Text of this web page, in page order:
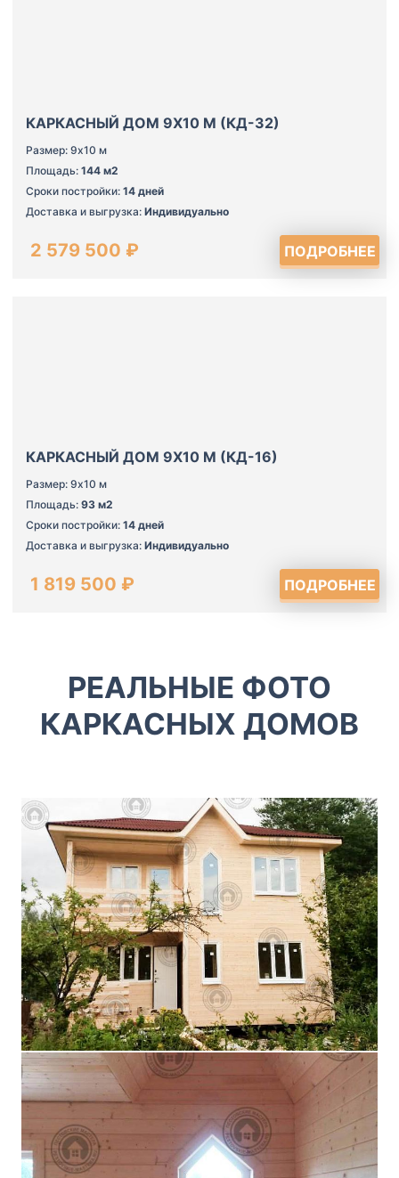
КАРКАСНЫЙ ДОМ 9Х10 М (КД-32)
Размер: 9х10 м
Площадь: 144 м2
Сроки постройки: 14 дней
Доставка и выгрузка: Индивидуально
2 579 500 ₽ ПОДРОБНЕЕ
КАРКАСНЫЙ ДОМ 9Х10 М (КД-16)
Размер: 9х10 м
Площадь: 93 м2
Сроки постройки: 14 дней
Доставка и выгрузка: Индивидуально
1 819 500 ₽ ПОДРОБНЕЕ
РЕАЛЬНЫЕ ФОТО
КАРКАСНЫХ ДОМОВ